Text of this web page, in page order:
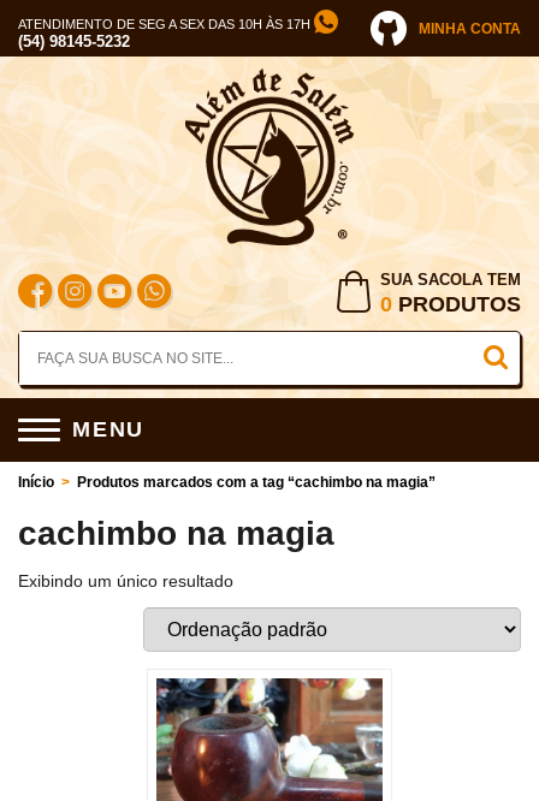
ATENDIMENTO DE SEG A SEX DAS 10H ÀS 17H
(54) 98145-5232
MINHA CONTA
SUA SACOLA TEM
0 PRODUTOS
MENU
Início > Produtos marcados com a tag “cachimbo na magia”
cachimbo na magia
Exibindo um único resultado